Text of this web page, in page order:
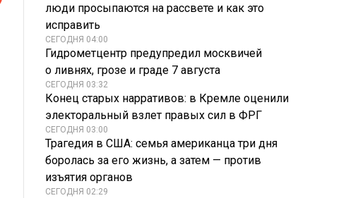
люди просыпаются на рассвете и как это
исправить
СЕГОДНЯ 04:00
Гидрометцентр предупредил москвичей
о ливнях, грозе и граде 7 августа
СЕГОДНЯ 03:32
Конец старых нарративов: в Кремле оценили
электоральный взлет правых сил в ФРГ
СЕГОДНЯ 03:00
Трагедия в США: семья американца три дня
боролась за его жизнь, а затем — против
изъятия органов
СЕГОДНЯ 02:29